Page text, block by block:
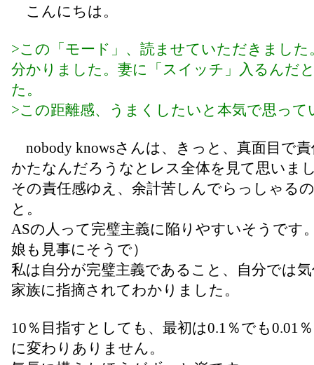
こんにちは。
>この「モード」、読ませていただきました
分かりました。妻に「スイッチ」入るんだ
た。
>この距離感、うまくしたいと本気で思って
nobody knowsさんは、きっと、真面目で
かたなんだろうなとレス全体を見て思いま
その責任感ゆえ、余計苦しんでらっしゃる
と。
ASの人って完璧主義に陥りやすいそうです
娘も見事にそうで）
私は自分が完璧主義であること、自分では
家族に指摘されてわかりました。
10％目指すとしても、最初は0.1％でも0.01
に変わりありません。